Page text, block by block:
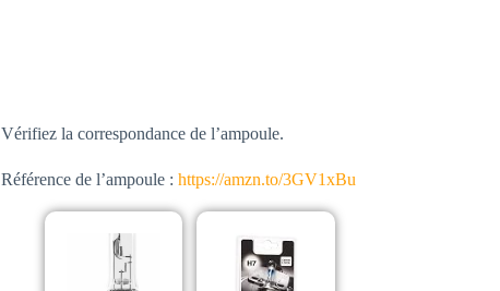
Vérifiez la correspondance de l’ampoule.
Référence de l’ampoule : https://amzn.to/3GV1xBu